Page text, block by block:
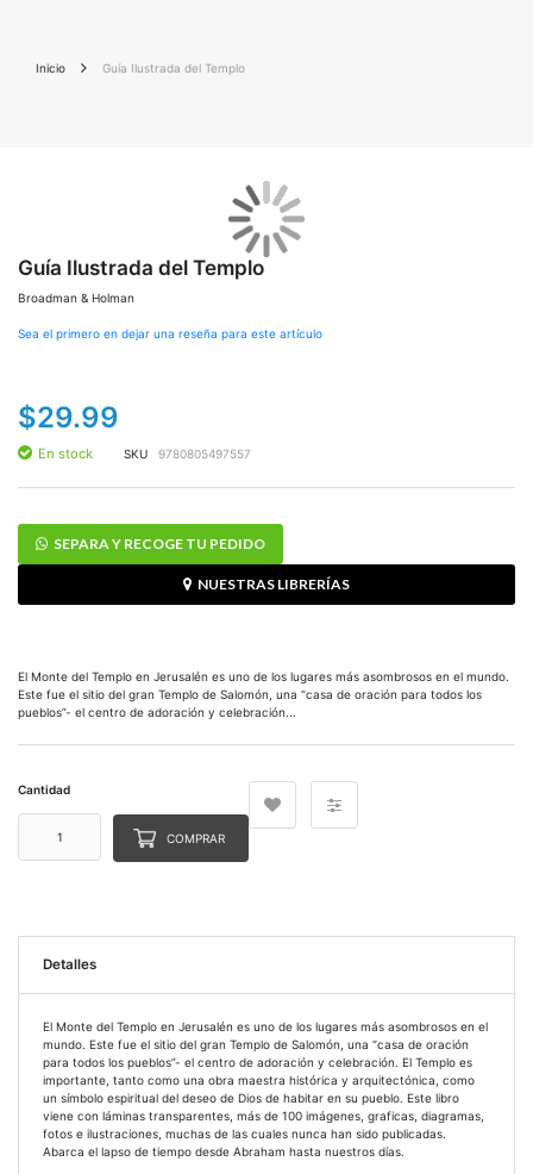
Inicio Guía Ilustrada del Templo
final
de
la
de
Guía Ilustrada del Templo
Broadman & Holman
Sea el primero en dejar una reseña para este artículo
$29.99
En stock SKU 9780805497557
SEPARA Y RECOGE TU PEDIDO
NUESTRAS LIBRERÍAS
El Monte del Templo en Jerusalén es uno de los lugares más asombrosos en el mundo.
Este fue el sitio del gran Templo de Salomón, una “casa de oración para todos los
pueblos”- el centro de adoración y celebración...
Cantidad
COMPRAR
Detalles
El Monte del Templo en Jerusalén es uno de los lugares más asombrosos en el
mundo. Este fue el sitio del gran Templo de Salomón, una “casa de oración
para todos los pueblos”- el centro de adoración y celebración. El Templo es
importante, tanto como una obra maestra histórica y arquitectónica, como
un símbolo espiritual del deseo de Dios de habitar en su pueblo. Este libro
viene con láminas transparentes, más de 100 imágenes, graficas, diagramas,
fotos e ilustraciones, muchas de las cuales nunca han sido publicadas.
Abarca el lapso de tiempo desde Abraham hasta nuestros días.